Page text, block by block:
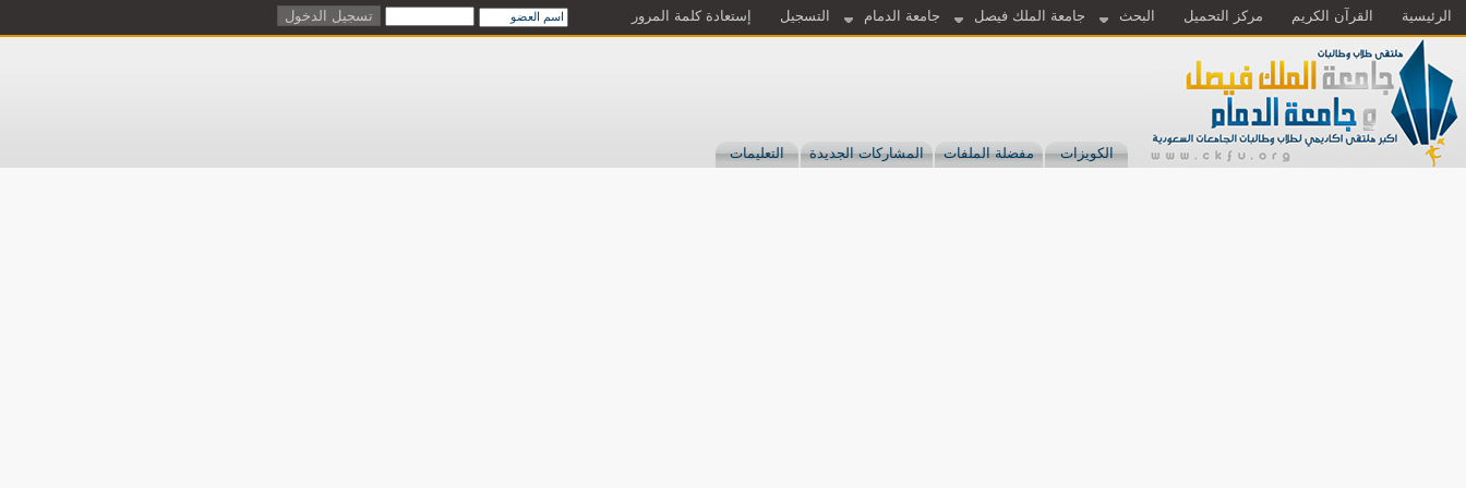
الرئيسية القرآن الكريم مركز التحميل البحث جامعة الملك فيصل جامعة الدمام التسجيل إستعادة كلمة المرور
الكويزات مفضلة الملفات المشاركات الجديدة التعليمات